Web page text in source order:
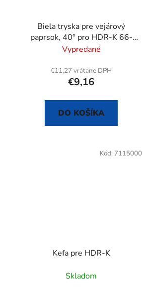
Biela tryska pre vejárový
paprsok, 40° pro HDR-K 66-
20/72-22
Vypredané
€11,27 vrátane DPH
€9,16
DO KOŠÍKA
Kefa pre HDR-K
Skladom
Kód: 7115000